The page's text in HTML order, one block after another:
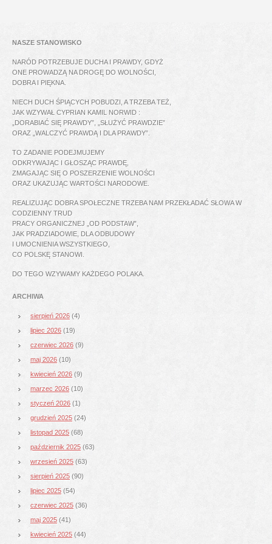
NASZE STANOWISKO
NARÓD POTRZEBUJE DUCHA I PRAWDY, GDYŻ
ONE PROWADZĄ NA DROGĘ DO WOLNOŚCI,
DOBRA I PIĘKNA.
NIECH DUCH ŚPIĄCYCH POBUDZI, A TRZEBA TEŻ,
JAK WZYWAŁ CYPRIAN KAMIL NORWID :
„DORABIAĆ SIĘ PRAWDY”, „SŁUŻYĆ PRAWDZIE”
ORAZ „WALCZYĆ PRAWDĄ I DLA PRAWDY”.
TO ZADANIE PODEJMUJEMY
ODKRYWAJĄC I GŁOSZĄC PRAWDĘ,
ZMAGAJĄC SIĘ O POSZERZENIE WOLNOŚCI
ORAZ UKAZUJĄC WARTOŚCI NARODOWE.
REALIZUJĄC DOBRA SPOŁECZNE TRZEBA NAM PRZEKŁADAĆ SŁOWA W
CODZIENNY TRUD
PRACY ORGANICZNEJ „OD PODSTAW”,
JAK PRADZIADOWIE, DLA ODBUDOWY
I UMOCNIENIA WSZYSTKIEGO,
CO POLSKĘ STANOWI.
DO TEGO WZYWAMY KAŻDEGO POLAKA.
ARCHIWA
sierpień 2026 (4)
lipiec 2026 (19)
czerwiec 2026 (9)
maj 2026 (10)
kwiecień 2026 (9)
marzec 2026 (10)
styczeń 2026 (1)
grudzień 2025 (24)
listopad 2025 (68)
październik 2025 (63)
wrzesień 2025 (63)
sierpień 2025 (90)
lipiec 2025 (54)
czerwiec 2025 (36)
maj 2025 (41)
kwiecień 2025 (44)